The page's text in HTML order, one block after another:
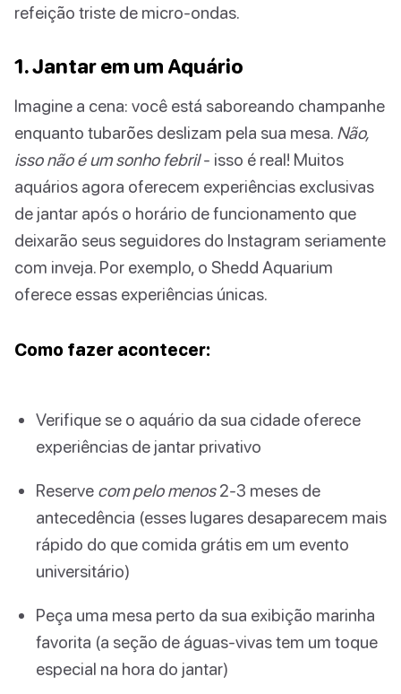
refeição triste de micro-ondas.
1. Jantar em um Aquário
Imagine a cena: você está saboreando champanhe
enquanto tubarões deslizam pela sua mesa. Não,
isso não é um sonho febril- isso é real! Muitos
aquários agora oferecem experiências exclusivas
de jantar após o horário de funcionamento que
deixarão seus seguidores do Instagram seriamente
com inveja. Por exemplo, o Shedd Aquarium
oferece essas experiências únicas.
Como fazer acontecer:
Verifique se o aquário da sua cidade oferece
experiências de jantar privativo
Reserve com pelo menos2-3 meses de
antecedência (esses lugares desaparecem mais
rápido do que comida grátis em um evento
universitário)
Peça uma mesa perto da sua exibição marinha
favorita (a seção de águas-vivas tem um toque
especial na hora do jantar)